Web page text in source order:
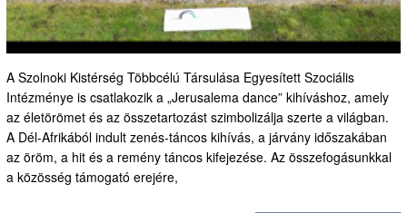
A Szolnoki Kistérség Többcélú Társulása Egyesített Szociális
Intézménye is csatlakozik a „Jerusalema dance” kihíváshoz, amely
az életörömet és az összetartozást szimbolizálja szerte a világban.
A Dél-Afrikából indult zenés-táncos kihívás, a járvány időszakában
az öröm, a hit és a remény táncos kifejezése. Az összefogásunkkal
a közösség támogató erejére,